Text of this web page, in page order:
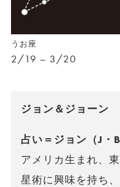
うお座
2/19 – 3/20
ジョン＆ジョーン
占い＝ジョン（J・
アメリカ生まれ、
星術に興味を持ち